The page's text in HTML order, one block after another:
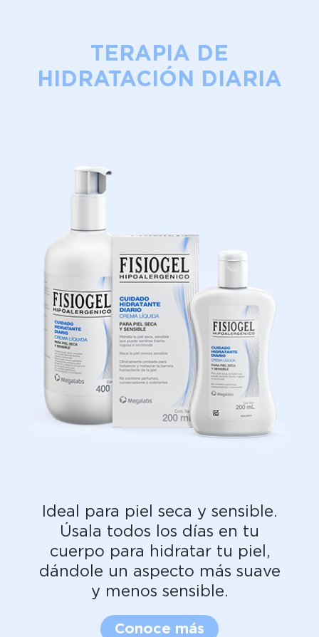
TERAPIA DE
HIDRATACIÓN DIARIA
Ideal para piel seca y sensible.​
Úsala todos los días en tu
cuerpo para hidratar tu piel,
dándole un aspecto más suave
y menos sensible.
Conoce más